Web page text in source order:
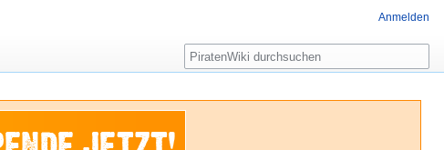
Anmelden
Suche